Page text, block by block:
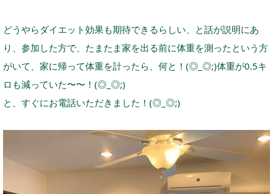
どうやらダイエット効果も期待できるらしい、と話が説明にあ
り、参加した方で、たまたま家を出る前に体重を測ったという方
がいて、家に帰って体重を計ったら、何と！(◎_◎;)体重が0.5キ
ロも減っていた〜〜！(◎_◎;)
と、すぐにお電話いただきました！(◎_◎;)